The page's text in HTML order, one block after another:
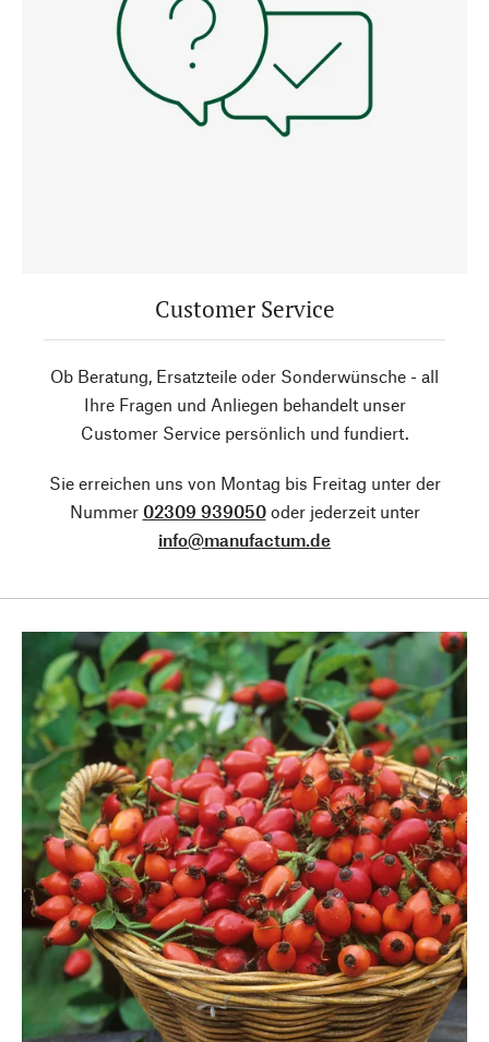
Customer Service
Ob Beratung, Ersatzteile oder Sonderwünsche - all
Ihre Fragen und Anliegen behandelt unser
Customer Service persönlich und fundiert.
Sie erreichen uns von Montag bis Freitag unter der
Nummer 02309 939050oder jederzeit unter
info@manufactum.de